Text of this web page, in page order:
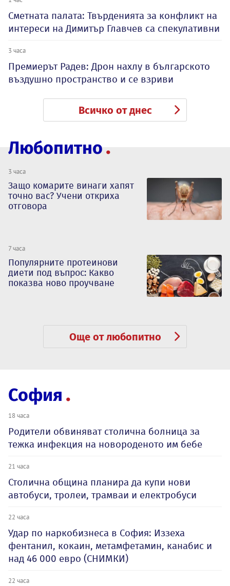
Сметната палата: Твърденията за конфликт на
интереси на Димитър Главчев са спекулативни
3 часа
Премиерът Радев: Дрон нахлу в българското
въздушно пространство и се взриви
Всичко от днес
Любопитно
3 часа
Защо комарите винаги хапят
точно вас? Учени откриха
отговора
7 часа
Популярните протеинови
диети под въпрос: Какво
показва ново проучване
Още от любопитно
София
18 часа
Родители обвиняват столична болница за
тежка инфекция на новороденото им бебе
21 часа
Столична община планира да купи нови
автобуси, тролеи, трамваи и електробуси
22 часа
Удар по наркобизнеса в София: Иззеха
фентанил, кокаин, метамфетамин, канабис и
над 46 000 евро (СНИМКИ)
22 часа